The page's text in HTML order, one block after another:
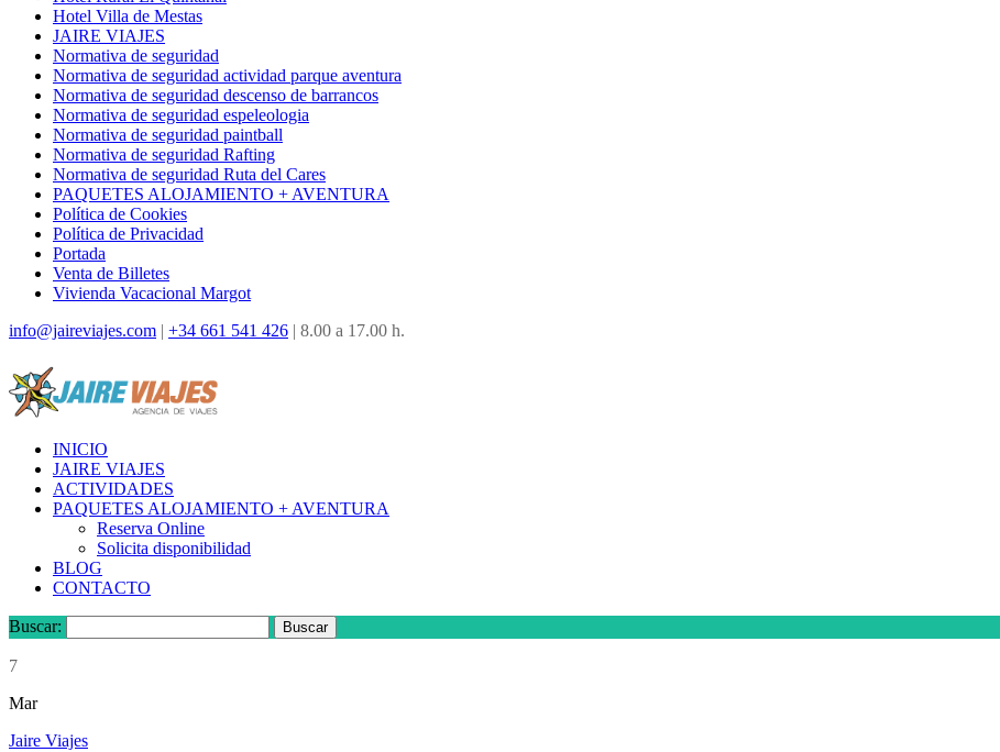
Hotel Villa de Mestas
JAIRE VIAJES
Normativa de seguridad
Normativa de seguridad actividad parque aventura
Normativa de seguridad descenso de barrancos
Normativa de seguridad espeleologia
Normativa de seguridad paintball
Normativa de seguridad Rafting
Normativa de seguridad Ruta del Cares
PAQUETES ALOJAMIENTO + AVENTURA
Política de Cookies
Política de Privacidad
Portada
Venta de Billetes
Vivienda Vacacional Margot
info@jaireviajes.com | +34 661 541 426 | 8.00 a 17.00 h.
INICIO
JAIRE VIAJES
ACTIVIDADES
PAQUETES ALOJAMIENTO + AVENTURA
Reserva Online
Solicita disponibilidad
BLOG
CONTACTO
Buscar:
7
Mar
Jaire Viajes